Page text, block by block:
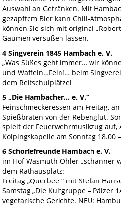
Auswahl an Getränken. Mit
gezapftem Bier kann Chill-
können Sie sich mit original
Gaumen versüßen lassen.
4 Singverein 1845 Hambach e. V.
„Was Süßes geht immer… wir
und Waffeln…Fein!… beim
dem Reitschulplätzel
5 „Die Hambacher… e. V.“
Feinschmeckeressen am Freitag,
Spießbraten von der Rebenglut.
spielt der Feuerwehrmusikzug auf,
Kolpingskapelle am Sonntag 18.00
6 Schorlefreunde Hambach e. V.
im Hof Wasmuth-Ohler „schänner
dem Rathausplatz:
Freitag „Querbeet“ mit Stefan
Samstag „Die Kultgruppe – Pälzer
vegetarische Gerichte. NEU: